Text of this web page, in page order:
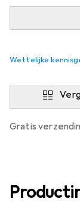
Wettelijke
EUR
7,02
Gratis